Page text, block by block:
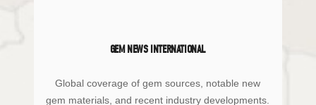
GEM NEWS INTERNATIONAL
Global coverage of gem sources, notable new
gem materials, and recent industry developments.